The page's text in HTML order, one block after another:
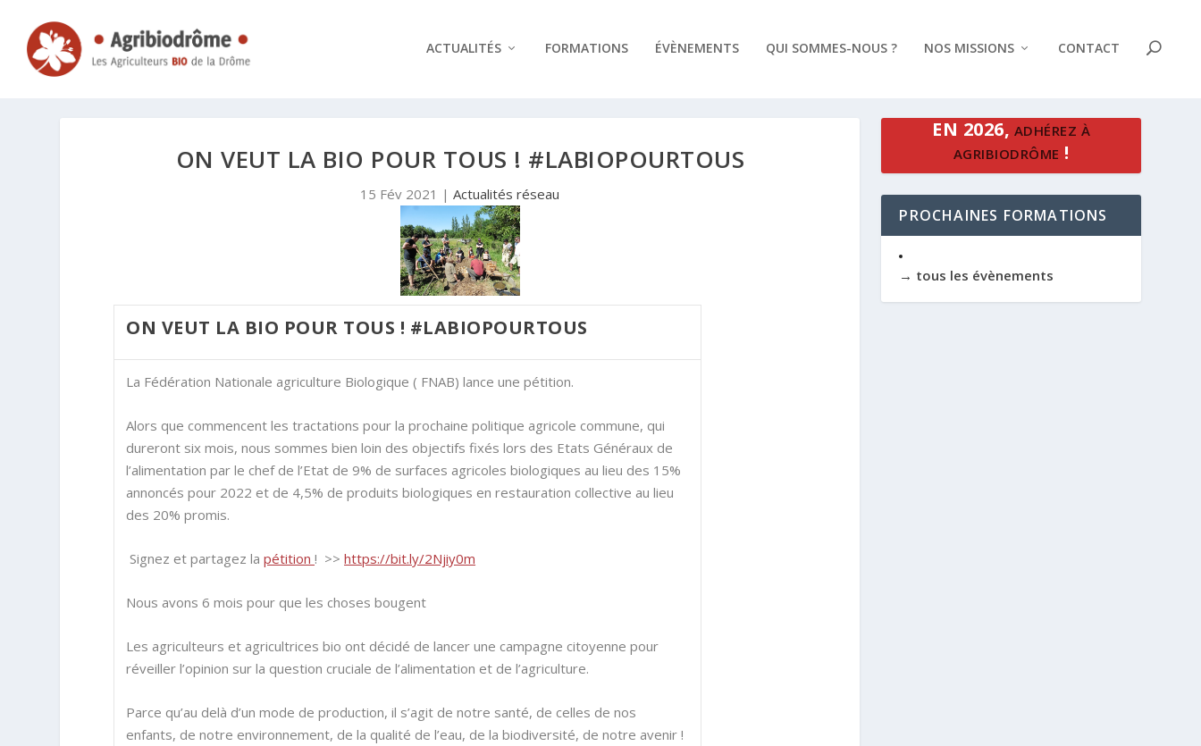
ACTUALITÉS FORMATIONS ÉVÈNEMENTS QUI SOMMES-NOUS ? NOS MISSIONS CONTACT
ON VEUT LA BIO POUR TOUS ! #LABIOPOURTOUS
15 Fév 2021 |Actualités réseau
ON VEUT LA BIO POUR TOUS ! #LABIOPOURTOUS
La Fédération Nationale agriculture Biologique ( FNAB) lance une pétition.
Alors que commencent les tractations pour la prochaine politique agricole commune, qui
dureront six mois, nous sommes bien loin des objectifs fixés lors des Etats Généraux de
l’alimentation par le chef de l’Etat de 9% de surfaces agricoles biologiques au lieu des 15%
annoncés pour 2022 et de 4,5% de produits biologiques en restauration collective au lieu
des 20% promis.
Signez et partagez lapétition! >>https://bit.ly/2Njiy0m
Nous avons 6 mois pour que les choses bougent
Les agriculteurs et agricultrices bio ont décidé de lancer une campagne citoyenne pour
réveiller l’opinion sur la question cruciale de l’alimentation et de l’agriculture.
Parce qu’au delà d’un mode de production, il s’agit de notre santé, de celles de nos
enfants, de notre environnement, de la qualité de l’eau, de la biodiversité, de notre avenir !
EN 2026, ADHÉREZ À
AGRIBIODRÔME !
PROCHAINES FORMATIONS
→ tous les évènements